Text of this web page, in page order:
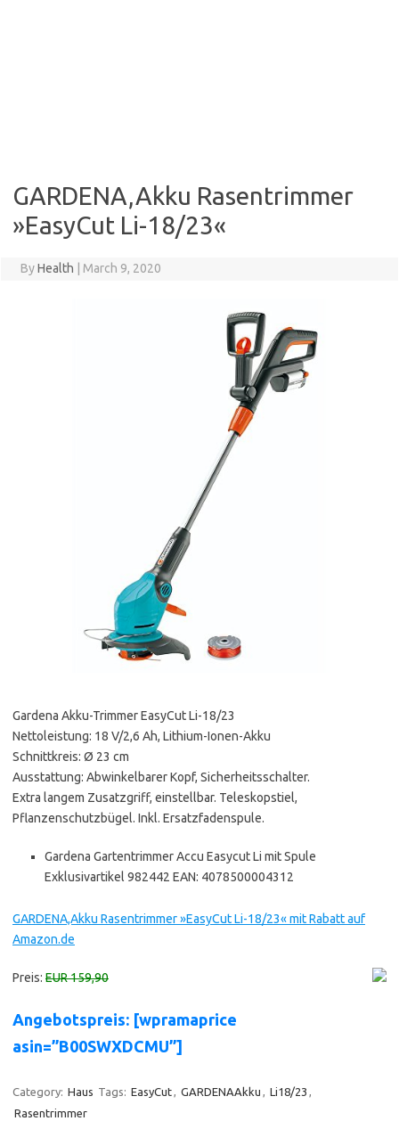
GARDENA,Akku Rasentrimmer
»EasyCut Li-18/23«
ByHealth March 9, 2020
Gardena Akku-Trimmer EasyCut Li-18/23
Nettoleistung: 18 V/2,6 Ah, Lithium-Ionen-Akku
Schnittkreis: Ø 23 cm
Ausstattung: Abwinkelbarer Kopf, Sicherheitsschalter.
Extra langem Zusatzgriff, einstellbar. Teleskopstiel,
Pflanzenschutzbügel. Inkl. Ersatzfadenspule.
Gardena Gartentrimmer Accu Easycut Li mit Spule
Exklusivartikel 982442 EAN: 4078500004312
GARDENA,Akku Rasentrimmer »EasyCut Li-18/23« mit Rabatt auf
Amazon.de
Preis: EUR 159,90
Angebotspreis: [wpramaprice
asin=”B00SWXDCMU”]
Category: Haus Tags: EasyCut, GARDENAAkku , Li18/23 ,
Rasentrimmer